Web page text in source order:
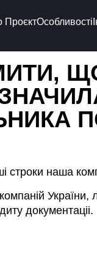
ПроєктОсобливості
строки наша
документаціі.